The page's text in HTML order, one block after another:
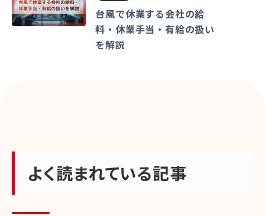
台風で休業する会社の給
料・休業手当・有給の扱い
を解説
よく読まれている記事